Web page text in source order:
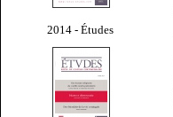
2014 - Études